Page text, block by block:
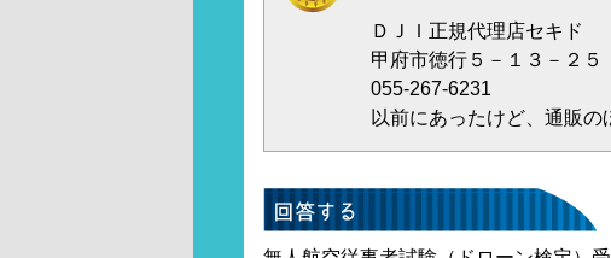
ＤＪＩ正規代理店セキド
甲府市徳行５－１３－２５
055-267-6231
以前にあったけど、通販の